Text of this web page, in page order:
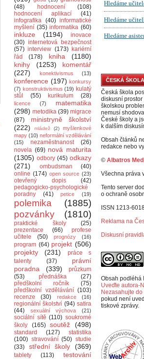
(48)
hodnocení
(108)
hodnocení aplikací
(41)
infografika (40) informatické
myšlení (35) informatika (60)
inkluze (1194)
inovace
(30) internetová bezpečnost
(57) interview (173) kariérní
řád
(178) kniha
(1180)
knihy
(1253)
komentář
(227)
konektivismus (13)
konference (197) konkursy
(7) konstruktivismus (19) kulatý
stůl
(55) kurikulum (28)
licence (7)
matematika
(298) metodika (39) migrace
(87)
ministryně školství
(222)
mládež (2)
myšlenkové
mapy (10) neformální vzdělávání
(15)
nezaměstnanost
(26)
novela (69) nová maturita
(1305) odbory (45) odkazy
(271)
ombudsman
(40)
online (174) open source (23)
otevřený dopis
(42)
pedagogicko-psychologické
poradny
(41) petice (19)
polemika
(1885)
pozvánky
(1810)
praktické školy
(25)
prezentace
(66)
profese
učitele
(50) prognózy (16)
program (64) projekt (506)
projekty
(231)
práce s
talenty
(37)
právní
poradna
(339)
průzkum
(53)
přednáška
(27)
předškolní ročník
(75)
předškolní vzdělávání (103)
recenze
(30) redakce (16)
regionální školství (94) satira
(44)
sexuální výchova (21)
sociální sítě (110) soukromé
školy
(165) soutěž (498)
standard (127)
statistika
(100) stravování (50) studie
(33)
střední školy (369)
tablety (113)
testování
ČESKÁ
Česká škola
diskusní
školskou
nemusí
České školy a
k dalším
Obsah článků
redakce nebo
© Albatros
Všechna práva
Tento server
o ochraně
ISSN 1213-
Reklama na
Diskusní
Obsah podléhá
Uveďte autora-
Nezasahujte
pokud není
tiskové zprávy.